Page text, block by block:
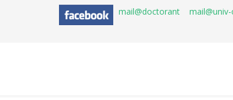
mail@doctorant